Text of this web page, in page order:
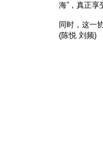
海”，真正享
同时，这一
(陈悦 刘频)